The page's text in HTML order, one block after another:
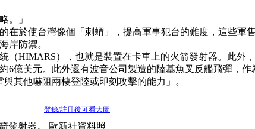
。」
於使台灣像個「刺蝟」，提高軍事犯台的難度，這些軍
岸防禦。
HIMARS），也就是裝置在卡車上的火箭發射器。此外
億美元。此外還有波音公司製造的陸基魚叉反艦飛彈，作
其他嚇阻兩棲登陸或即刻攻擊的能力」。
登錄/註冊後可看大圖
發射器。 歐新社資料照